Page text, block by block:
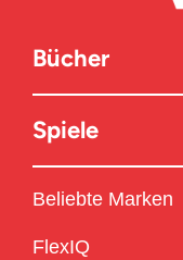
Bücher
Spiele
Beliebte Marken
FlexIQ